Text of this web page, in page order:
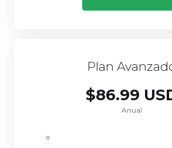
Plan
$86.99
Anual